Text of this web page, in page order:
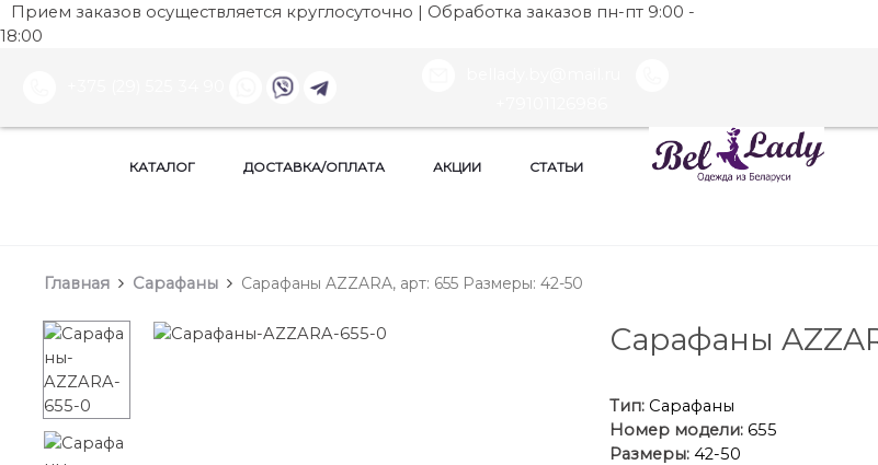
Прием заказов осуществляется круглосуточно | Обработка заказов пн-пт 9:00 -
18:00
КАТАЛОГ ДОСТАВКА/ОПЛАТА АКЦИИ СТАТЬИ
Главная Сарафаны Сарафаны AZZARA, арт: 655 Размеры: 42-50
Сарафаны
Тип:Сарафаны
Номер модели:655
Размеры:42-50